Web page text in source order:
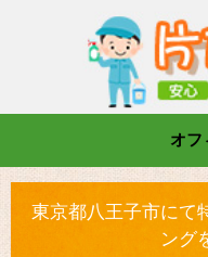
オフ
東京都八王子市にて
ング